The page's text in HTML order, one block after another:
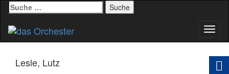
Suche
nach:
Lesle, Lutz